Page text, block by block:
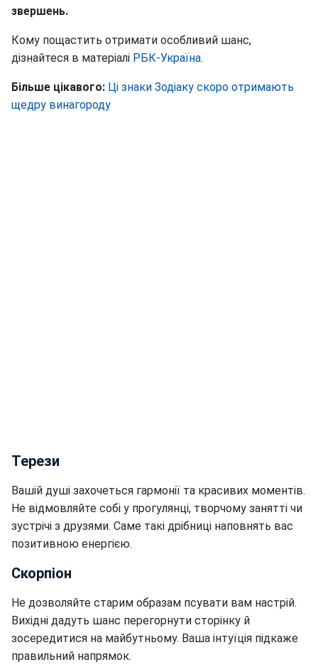
звершень.
Кому пощастить отримати особливий шанс,
дізнайтеся в матеріалі РБК-Україна.
Більше цікавого: Ці знаки Зодіаку скоро отримають
щедру винагороду
Терези
Вашій душі захочеться гармонії та красивих моментів.
Не відмовляйте собі у прогулянці, творчому занятті чи
зустрічі з друзями. Саме такі дрібниці наповнять вас
позитивною енергією.
Скорпіон
Не дозволяйте старим образам псувати вам настрій.
Вихідні дадуть шанс перегорнути сторінку й
зосередитися на майбутньому. Ваша інтуїція підкаже
правильний напрямок.